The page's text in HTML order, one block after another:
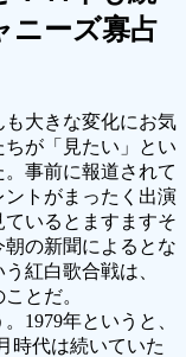
ニーズ寡占
大きな変化にお気
が「見たい」とい
事前に報道されて
トがまったく出演
いるとますますそ
の新聞によるとな
紅白歌合戦は、
とだ。
1979年というと、
時代は続いていた